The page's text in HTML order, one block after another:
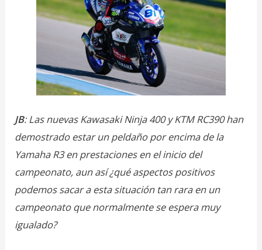
JB: Las nuevas Kawasaki Ninja 400 y KTM RC390 han
demostrado estar un peldaño por encima de la
Yamaha R3 en prestaciones en el inicio del
campeonato, aun así ¿qué aspectos positivos
podemos sacar a esta situación tan rara en un
campeonato que normalmente se espera muy
igualado?